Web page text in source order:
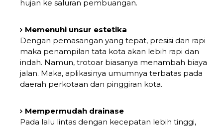
hujan ke saluran pembuangan.
Memenuhi unsur estetika
Dengan pemasangan yang tepat, presisi dan rapi
maka penampilan tata kota akan lebih rapi dan
indah. Namun, trotoar biasanya menambah biaya
jalan. Maka, aplikasinya umumnya terbatas pada
daerah perkotaan dan pinggiran kota.
Mempermudah drainase
Pada lalu lintas dengan kecepatan lebih tinggi,